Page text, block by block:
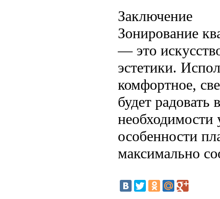
Заключение
Зонирование
— это
эстетики.
комфортное,
будет
необходимости
особенности
максимально